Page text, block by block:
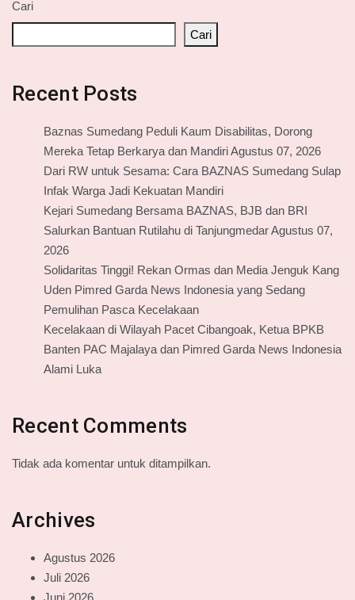
Cari
Cari
Recent Posts
Baznas Sumedang Peduli Kaum Disabilitas, Dorong
Mereka Tetap Berkarya dan Mandiri Agustus 07, 2026
Dari RW untuk Sesama: Cara BAZNAS Sumedang Sulap
Infak Warga Jadi Kekuatan Mandiri
Kejari Sumedang Bersama BAZNAS, BJB dan BRI
Salurkan Bantuan Rutilahu di Tanjungmedar Agustus 07,
2026
Solidaritas Tinggi! Rekan Ormas dan Media Jenguk Kang
Uden Pimred Garda News Indonesia yang Sedang
Pemulihan Pasca Kecelakaan
Kecelakaan di Wilayah Pacet Cibangoak, Ketua BPKB
Banten PAC Majalaya dan Pimred Garda News Indonesia
Alami Luka
Recent Comments
Tidak ada komentar untuk ditampilkan.
Archives
Agustus 2026
Juli 2026
Juni 2026